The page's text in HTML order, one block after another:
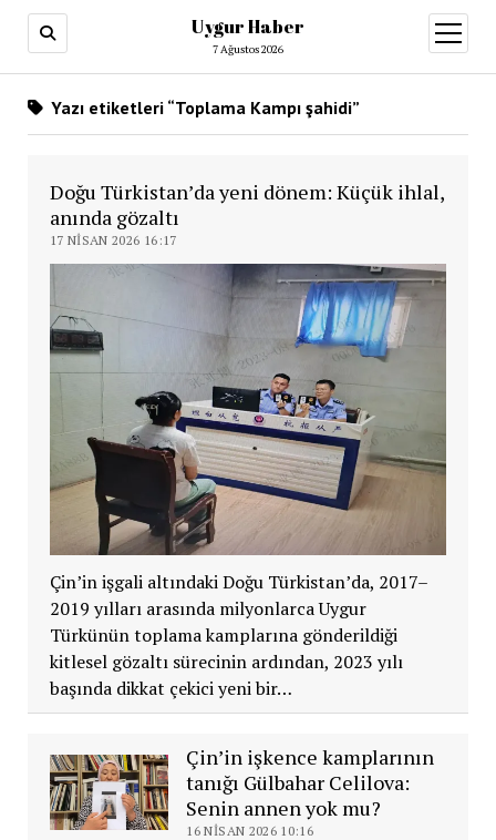
Uygur Haber
7 Ağustos 2026
aç
Yazı etiketleri “Toplama Kampı şahidi”
Doğu Türkistan’da yeni dönem: Küçük ihlal,
anında gözaltı
17 NISAN 2026 16:17
Çin’in işgali altındaki Doğu Türkistan’da, 2017–
2019 yılları arasında milyonlarca Uygur
Türkünün toplama kamplarına gönderildiği
kitlesel gözaltı sürecinin ardından, 2023 yılı
başında dikkat çekici yeni bir…
Çin’in işkence kamplarının
tanığı Gülbahar Celilova:
Senin annen yok mu?
16 NISAN 2026 10:16